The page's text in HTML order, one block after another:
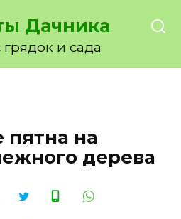
Дачника
и сада
пятна на
дерева